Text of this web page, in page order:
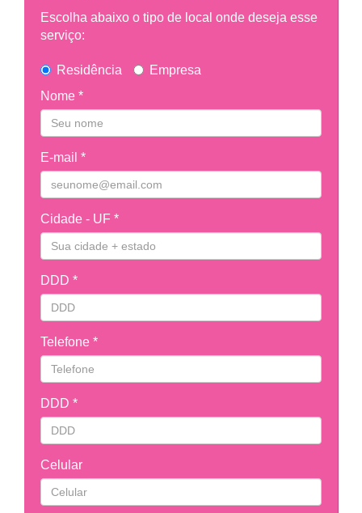
Escolha abaixo o tipo de local onde deseja esse
serviço:
Residência
Empresa
Nome *
E-mail *
Cidade - UF *
DDD *
Telefone *
DDD *
Celular